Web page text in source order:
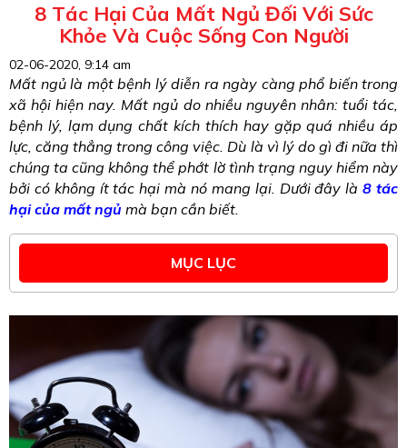
8 Tác Hại Của Mất Ngủ Đối Với Sức
Khỏe Và Cuộc Sống Con Người
02-06-2020, 9:14 am
Mất ngủ là một bệnh lý diễn ra ngày càng phổ biến trong
xã hội hiện nay. Mất ngủ do nhiều nguyên nhân: tuổi tác,
bệnh lý, lạm dụng chất kích thích hay gặp quá nhiều áp
lực, căng thẳng trong công việc. Dù là vì lý do gì đi nữa thì
chúng ta cũng không thể phớt lờ tình trạng nguy hiểm này
bởi có không ít tác hại mà nó mang lại. Dưới đây là8 tác
hại của mất ngủ mà bạn cần biết.
MỤC LỤC